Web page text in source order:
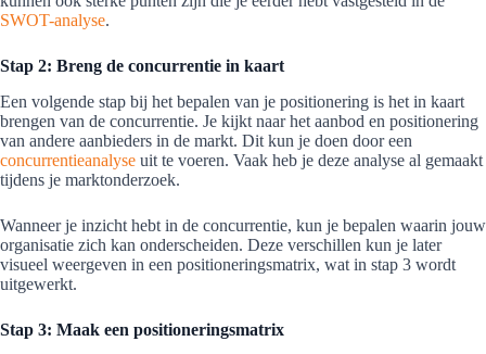
SWOT-analyse.
Stap 2: Breng de concurrentie in kaart
Een volgende stap bij het bepalen van je positionering is het in kaart
brengen van de concurrentie. Je kijkt naar het aanbod en positionering
van andere aanbieders in de markt. Dit kun je doen door een
concurrentieanalyse uit te voeren. Vaak heb je deze analyse al gemaakt
tijdens je marktonderzoek.
Wanneer je inzicht hebt in de concurrentie, kun je bepalen waarin jouw
organisatie zich kan onderscheiden. Deze verschillen kun je later
visueel weergeven in een positioneringsmatrix, wat in stap 3 wordt
uitgewerkt.
Stap 3: Maak een positioneringsmatrix